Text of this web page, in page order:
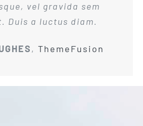
vel gravida sem
Duis a luctus diam.
, ThemeFusion